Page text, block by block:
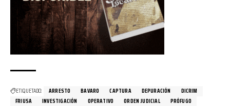
ETIQUETADO: ARRESTO BAVARO CAPTURA DEPURACIÓN
DICRIM
FRIUSA
INVESTIGACIÓN OPERATIVO ORDEN JUDICIAL PRÓFUGO